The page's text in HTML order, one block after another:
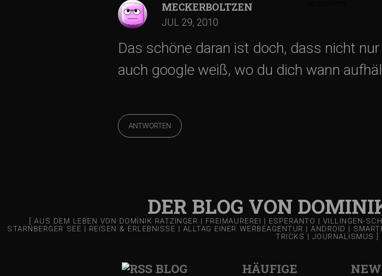
g
MECKERBOLTZEN
JUL 29, 2010
Das schöne daran ist doch, dass nicht
auch google weiß, wo du dich wann
ANTWORTEN
DER BLOG VON
[ AUS DEM LEBEN VON DOMINIK RATZINGER | FREIMAUREREI | ESPERANTO | VILLINGEN-
STARNBERGER SEE | REISEN & ERLEBNISSE | ALLTAG EINER WERBEAGENTUR | ANDROID |
TRICKS | JOURNALISMUS ]
BLOG
HÄUFIGE